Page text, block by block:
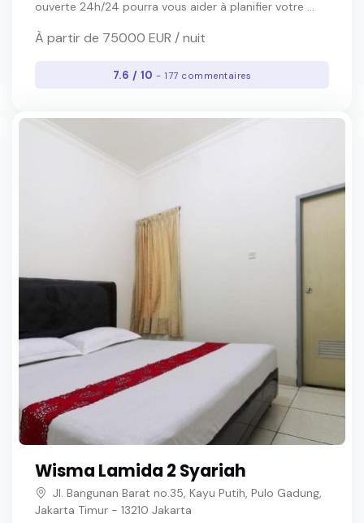
ouverte 24h/24 pourra vous aider à planifier votre ...
À partir de 75000 EUR / nuit
7.6 / 10- 177 commentaires
Wisma Lamida 2 Syariah
Jl. Bangunan Barat no.35, Kayu Putih, Pulo Gadung,
Jakarta Timur - 13210 Jakarta